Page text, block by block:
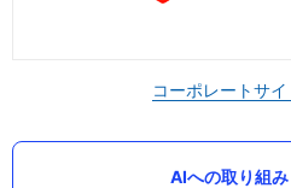
コーポレートサイ
AIへの取り組み